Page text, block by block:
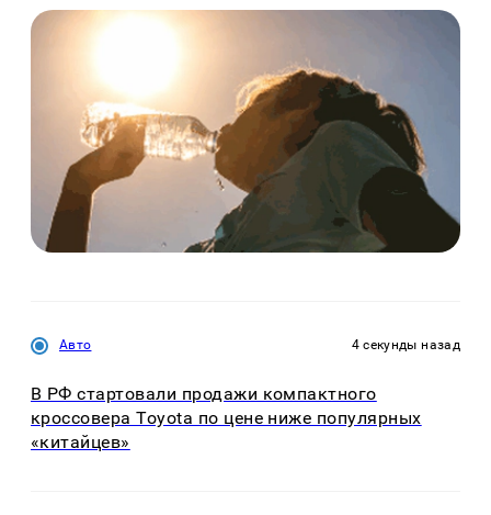
Авто 4 секунды назад
В РФ стартовали продажи компактного
кроссовера Toyota по цене ниже популярных
«китайцев»